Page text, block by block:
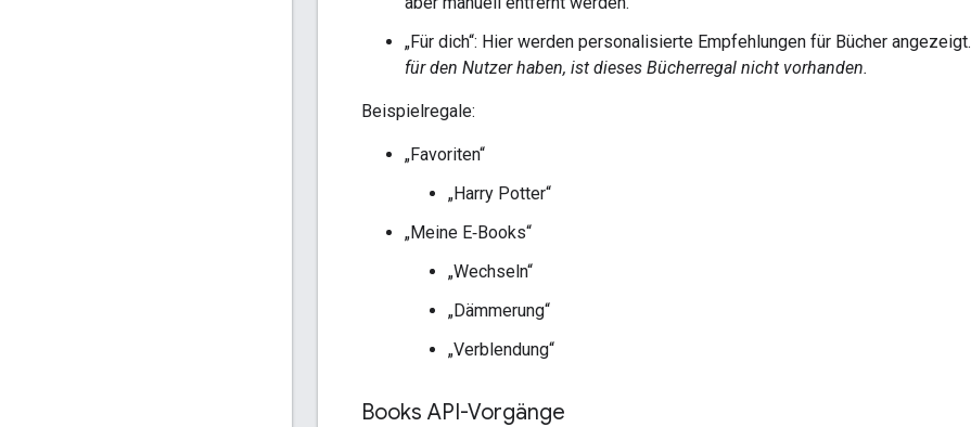
„Für dich“: Hier werden personalisierte Empfehlungen für Bücher angezeigt.
für den Nutzer haben, ist dieses Bücherregal nicht vorhanden.
Beispielregale:
„Favoriten“
„Harry Potter“
„Meine E‑Books“
„Wechseln“
„Dämmerung“
„Verblendung“
Books API-Vorgänge